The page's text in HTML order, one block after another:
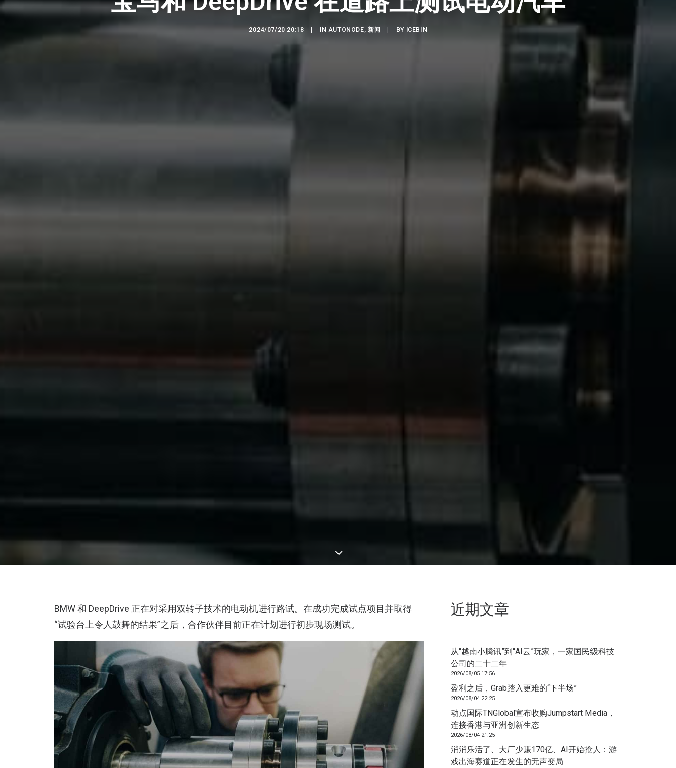
2024/07/20 20:18 IN AUTONODE, 新闻 BY ICEBIN
BMW 和 DeepDrive 正在对采用双转子技术的电动机进行路试。在成功完成试点项目并取得
“试验台上令人鼓舞的结果”之后，合作伙伴目前正在计划进行初步现场测试。
近期文章
从“越南小腾讯”到“AI云”玩家，一家国民级科技
公司的二十二年
2026/08/05 17:56
盈利之后，Grab踏入更难的“下半场”
2026/08/04 22:25
动点国际TNGlobal宣布收购Jumpstart Media，
连接香港与亚洲创新生态
2026/08/04 21:25
消消乐活了、大厂少赚170亿、AI开始抢人：游
戏出海赛道正在发生的无声变局